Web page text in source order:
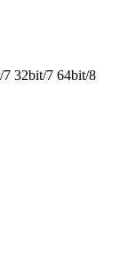
32bit/7 64bit/8